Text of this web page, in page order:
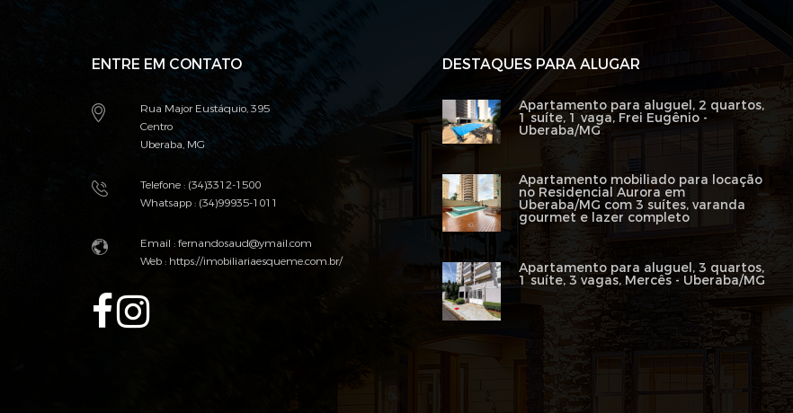
ENTRE EM CONTATO
Rua Major Eustáquio, 395
Centro
Uberaba, MG
Telefone : (34)3312-1500
Whatsapp : (34)99935-1011
Email :fernandosaud@ymail.com
Web : https://imobiliariaesqueme.com.br/
DESTAQUES PARA ALUGAR
Apartamento para aluguel, 2 quartos,
1 suíte, 1 vaga, Frei Eugênio -
Uberaba/MG
Apartamento mobiliado para locação
no Residencial Aurora em
Uberaba/MG com 3 suítes, varanda
gourmet e lazer completo
Apartamento para aluguel, 3 quartos,
1 suíte, 3 vagas, Mercês - Uberaba/MG